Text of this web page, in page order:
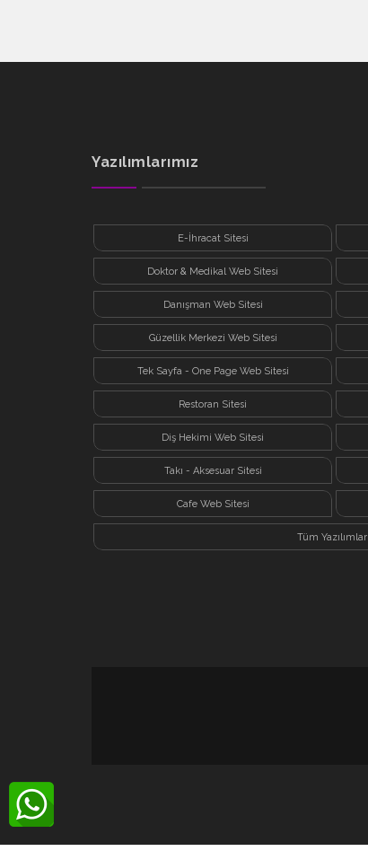
Yazılımlarımız
E-İhracat Sitesi
Doktor & Medikal Web Sitesi
Danışman Web Sitesi
Güzellik Merkezi Web Sitesi
Tek Sayfa - One Page Web Sitesi
Restoran Sitesi
Diş Hekimi Web Sitesi
Takı - Aksesuar Sitesi
Cafe Web Sitesi
Tüm